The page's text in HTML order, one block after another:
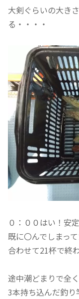
大剣ぐらいの大き
る・・・・
０：００はい！安
既に〇んでしまっ
合わせて21杯で終
途中潮どまりで全
3本持ち込んだ釣